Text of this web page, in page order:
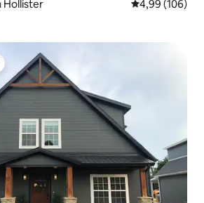
Hollister
4,99 (106)